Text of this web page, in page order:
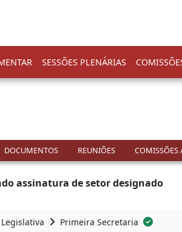
SESSÕES PLENÁRIAS
DOCUMENTOS REUNIÕES COMISSÕES
assinatura de setor designado
Primeira Secretaria